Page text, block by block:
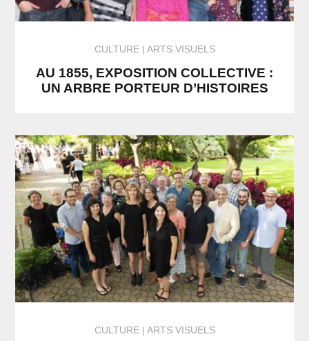
CULTURE ARTS VISUELS
AU 1855, EXPOSITION COLLECTIVE :
UN ARBRE PORTEUR D’HISTOIRES
CULTURE ARTS VISUELS